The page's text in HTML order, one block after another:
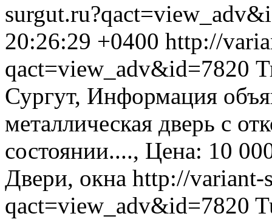
20:26:29 +0400 http://
qact=view_adv&id=7820
Сургут, Информация
металлическая дверь с
состоянии...., Цена: 10
Двери, окна http://variant-
qact=view_adv&id=7820